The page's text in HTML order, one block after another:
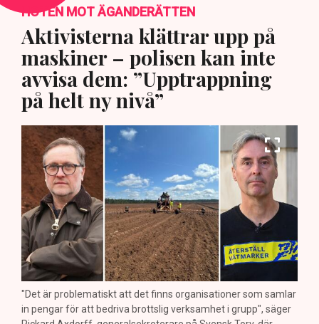
HOTEN MOT ÄGANDERÄTTEN
Aktivisterna klättrar upp på
maskiner – polisen kan inte
avvisa dem: ”Upptrappning
på helt ny nivå”
"Det är problematiskt att det finns organisationer som samlar
in pengar för att bedriva brottslig verksamhet i grupp", säger